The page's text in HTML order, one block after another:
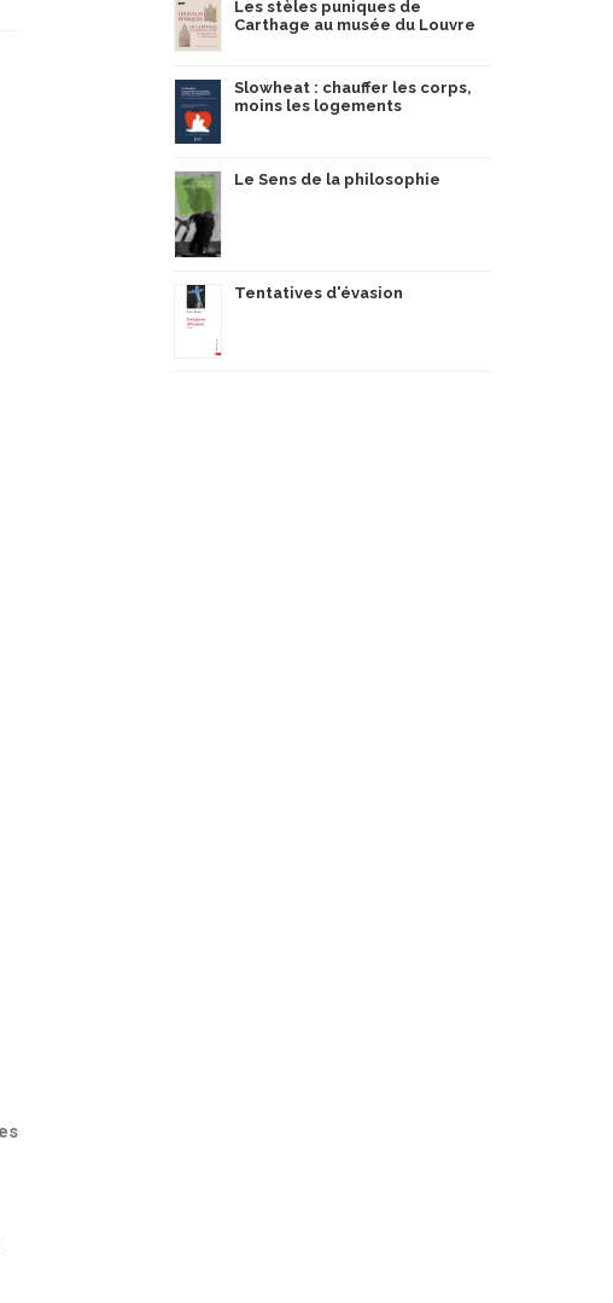
Les stèles puniques de
Carthage au musée du Louvre
Slowheat : chauffer les corps,
moins les logements
Le Sens de la philosophie
Tentatives d'évasion